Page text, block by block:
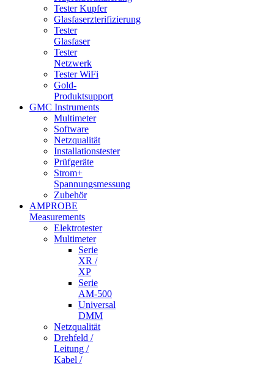
Tester Kupfer
Glasfaserzterifizierung
Tester
Glasfaser
Tester
Netzwerk
Tester WiFi
Gold-
Produktsupport
GMC Instruments
Multimeter
Software
Netzqualität
Installationstester
Prüfgeräte
Strom+
Spannungsmessung
Zubehör
AMPROBE
Measurements
Elektrotester
Multimeter
Serie
XR /
XP
Serie
AM-500
Universal
DMM
Netzqualität
Drehfeld /
Leitung /
Kabel /